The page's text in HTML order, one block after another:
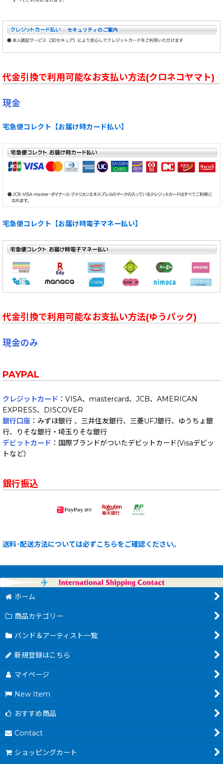
代金引換で利用可能なお支払い方法(クロネコヤマト)
現金
宅急便コレクト【お届け時カード払い】
宅急便コレクト【お届け時電子マネー払い】
代金引換で利用可能なお支払い方法(ゆうパック)
現金のみ
PAYPAL
クレジットカード ：VISA、mastercard、JCB、AMERICAN
EXPRESS、DISCOVER
銀行口座 ：みずほ銀行 、三井住友銀行、三菱UFJ銀行、ゆうちょ銀
行、りそな銀行・埼玉りそな銀行
デビットカード ：国際ブランドがついたデビットカード(Visaデビッ
トなど）
銀行振込
送料･配送方法については必ずこちらをご確認ください。
ホーム
商品カテゴリー
バンド＆アーティスト一覧
新規登録はこちら
マイページ
New Item
おすすめ商品
Contact
ショッピングカート